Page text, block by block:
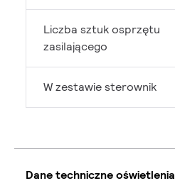
Liczba sztuk osprzętu
zasilającego
W zestawie sterownik
Dane techniczne oświetlenia